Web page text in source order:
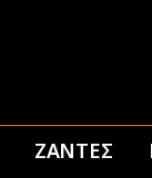
ΖΑΝΤΕΣ